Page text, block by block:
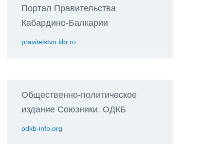
Портал Правительства
Кабардино-Балкарии
pravitelstvo.kbr.ru
Общественно-политическое
издание Союзники. ОДКБ
odkb-info.org